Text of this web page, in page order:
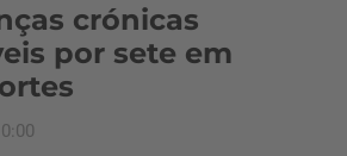
crónicas
por sete em